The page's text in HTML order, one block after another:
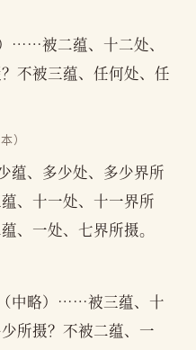
被二蕴、十二处、
不被三蕴、任何处、任
）
蕴、多少处、多少界所
、十一处、十一界所
、一处、七界所摄。
中略）……被三蕴、十
所摄？不被二蕴、一